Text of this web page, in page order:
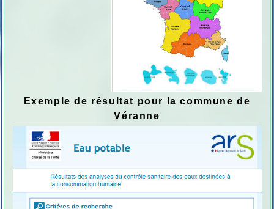
Exemple de résultat pour la commune de
Véranne